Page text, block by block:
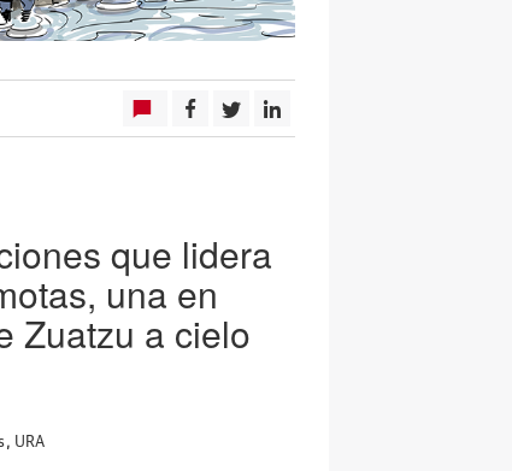
que lidera
una en
Zuatzu a cielo
, URA